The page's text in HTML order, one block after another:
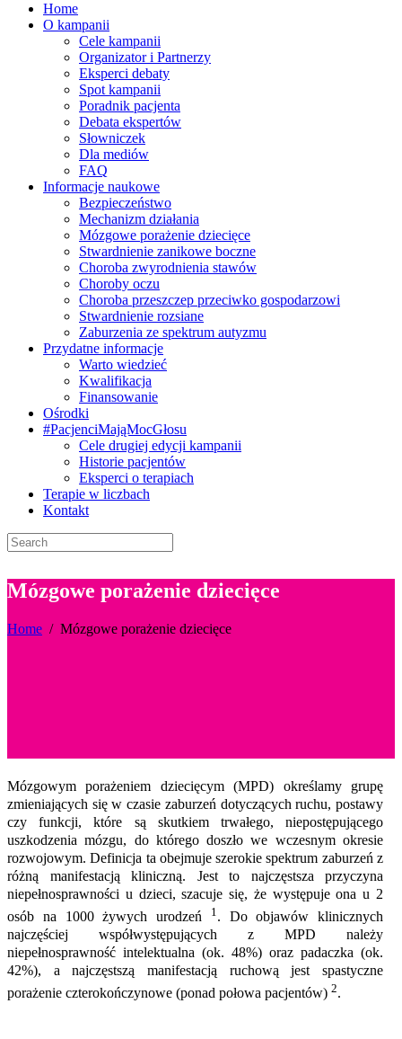
Home
O kampanii
Cele kampanii
Organizator i Partnerzy
Eksperci debaty
Spot kampanii
Poradnik pacjenta
Debata ekspertów
Słowniczek
Dla mediów
FAQ
Informacje naukowe
Bezpieczeństwo
Mechanizm działania
Mózgowe porażenie dziecięce
Stwardnienie zanikowe boczne
Choroba zwyrodnienia stawów
Choroby oczu
Choroba przeszczep przeciwko gospodarzowi
Stwardnienie rozsiane
Zaburzenia ze spektrum autyzmu
Przydatne informacje
Warto wiedzieć
Kwalifikacja
Finansowanie
Ośrodki
#PacjenciMająMocGłosu
Cele drugiej edycji kampanii
Historie pacjentów
Eksperci o terapiach
Terapie w liczbach
Kontakt
Mózgowe porażenie dziecięce
Home / Mózgowe porażenie dziecięce
Mózgowym porażeniem dziecięcym (MPD) określamy grupę
zmieniających się w czasie zaburzeń dotyczących ruchu, postawy
czy funkcji, które są skutkiem trwałego, niepostępującego
uszkodzenia mózgu, do którego doszło we wczesnym okresie
rozwojowym. Definicja ta obejmuje szerokie spektrum zaburzeń z
różną manifestacją kliniczną. Jest to najczęstsza przyczyna
niepełnosprawności u dzieci, szacuje się, że występuje ona u 2
osób na 1000 żywych urodzeń
1. Do objawów klinicznych
najczęściej współwystępujących z MPD należy
niepełnosprawność intelektualna (ok. 48%) oraz padaczka (ok.
42%), a najczęstszą manifestacją ruchową jest spastyczne
porażenie czterokończynowe (ponad połowa pacjentów) 2.